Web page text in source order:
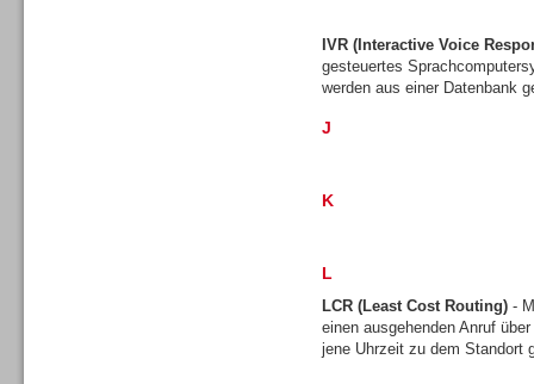
IVR (Interactive Voice
gesteuertes
werden aus einer Datenbank
J
K
L
LCR (Least Cost Routing) -
einen ausgehenden Anruf
jene Uhrzeit zu dem Standort